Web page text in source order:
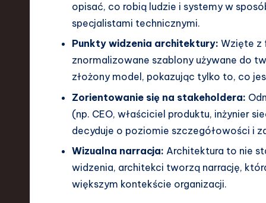
opisać, co robią ludzie i systemy w
specjalistami technicznymi.
Punkty widzenia architektury: Wzięte z
znormalizowane szablony używane do
złożony model, pokazując tylko to, co
Zorientowanie się na stakeholdera:
(np. CEO, właściciel produktu, inżynier
decyduje o poziomie szczegółowości i
Wizualna narracja: Architektura to nie
widzenia, architekci tworzą narrację,
większym kontekście organizacji.